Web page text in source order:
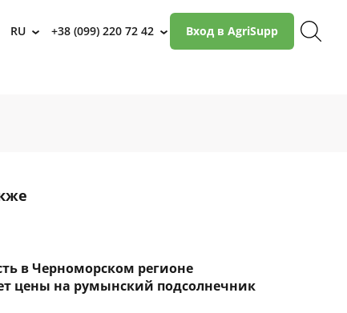
RU › +38 (099) 220 72 42 › Вход в AgriSupp
в Черноморском регионе
цены на румынский подсолнечник